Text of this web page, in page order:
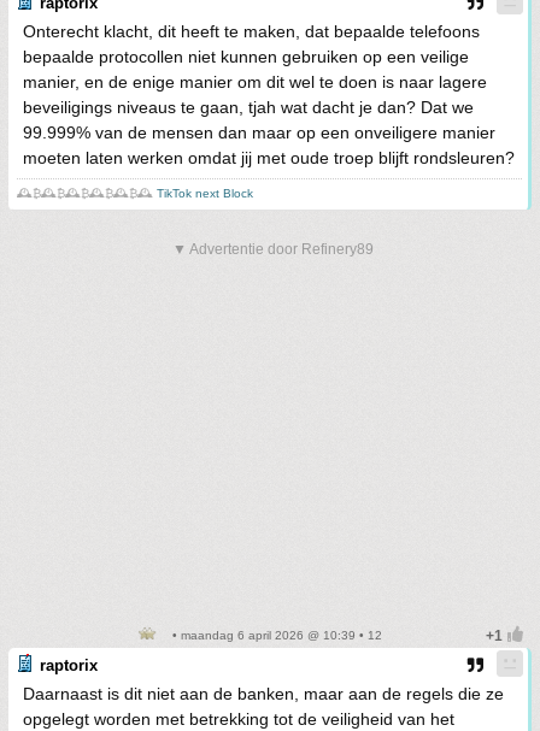
Onterecht klacht, dit heeft te maken, dat bepaalde telefoons
bepaalde protocollen niet kunnen gebruiken op een veilige
manier, en de enige manier om dit wel te doen is naar lagere
beveiligings niveaus te gaan, tjah wat dacht je dan? Dat we
99.999% van de mensen dan maar op een onveiligere manier
moeten laten werken omdat jij met oude troep blijft rondsleuren?
🕰️₿🕰️₿🕰️₿🕰️₿🕰️₿🕰️ TikTok next Block
▼ Advertentie door Refinery89
• maandag 6 april 2026 @ 10:39 • 12
raptorix
Daarnaast is dit niet aan de banken, maar aan de regels die ze
opgelegt worden met betrekking tot de veiligheid van het